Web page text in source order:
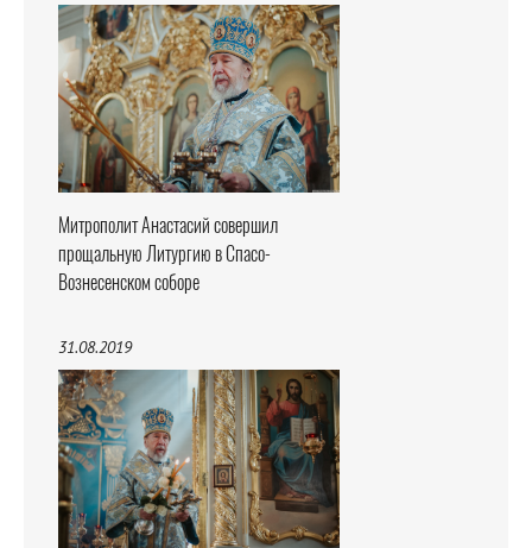
Митрополит Анастасий совершил
прощальную Литургию в Спасо-
Вознесенском соборе
31.08.2019